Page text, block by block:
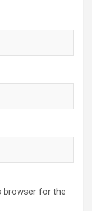
browser for the